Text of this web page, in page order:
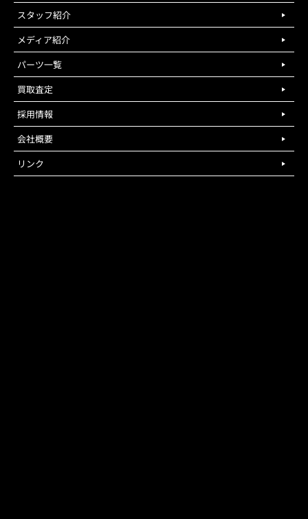
スタッフ紹介
メディア紹介
パーツ一覧
買取査定
採用情報
会社概要
リンク